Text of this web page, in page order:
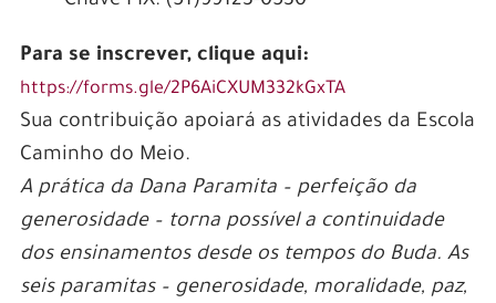
Para se inscrever, clique aqui:
https://forms.gle/2P6AiCXUM332kGxTA
Sua contribuição apoiará as atividades da Escola
Caminho do Meio.
A prática da Dana Paramita – perfeição da
generosidade – torna possível a continuidade
dos ensinamentos desde os tempos do Buda. As
seis paramitas – generosidade, moralidade, paz,